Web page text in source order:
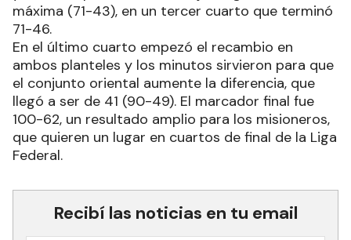
máxima (71-43), en un tercer cuarto que terminó
71-46.
En el último cuarto empezó el recambio en
ambos planteles y los minutos sirvieron para que
el conjunto oriental aumente la diferencia, que
llegó a ser de 41 (90-49). El marcador final fue
100-62, un resultado amplio para los misioneros,
que quieren un lugar en cuartos de final de la Liga
Federal.
Recibí las noticias en tu email